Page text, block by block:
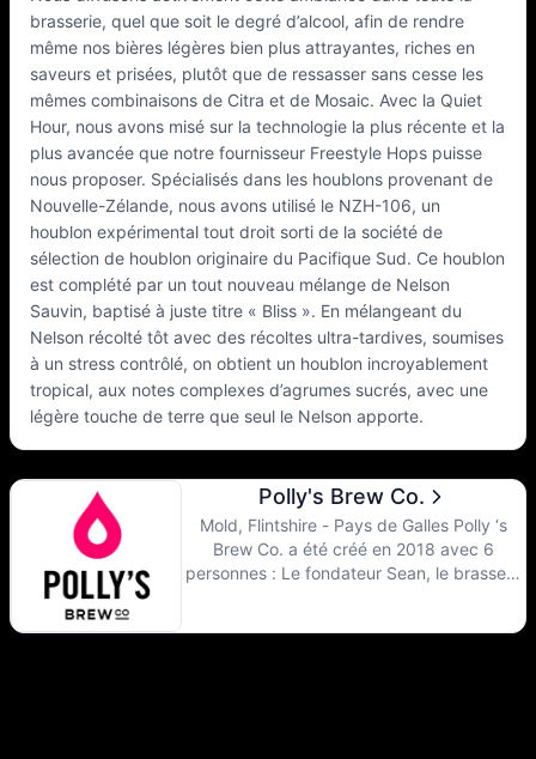
brasserie, quel que soit le degré d’alcool, afin de rendre
même nos bières légères bien plus attrayantes, riches en
saveurs et prisées, plutôt que de ressasser sans cesse les
mêmes combinaisons de Citra et de Mosaic. Avec la Quiet
Hour, nous avons misé sur la technologie la plus récente et la
plus avancée que notre fournisseur Freestyle Hops puisse
nous proposer. Spécialisés dans les houblons provenant de
Nouvelle-Zélande, nous avons utilisé le NZH-106, un
houblon expérimental tout droit sorti de la société de
sélection de houblon originaire du Pacifique Sud. Ce houblon
est complété par un tout nouveau mélange de Nelson
Sauvin, baptisé à juste titre « Bliss ». En mélangeant du
Nelson récolté tôt avec des récoltes ultra-tardives, soumises
à un stress contrôlé, on obtient un houblon incroyablement
tropical, aux notes complexes d’agrumes sucrés, avec une
légère touche de terre que seul le Nelson apporte.
Polly's Brew Co.
Mold, Flintshire - Pays de Galles Polly ‘s
Brew Co. a été créé en 2018 avec 6
personnes : Le fondateur Sean, le brasseur